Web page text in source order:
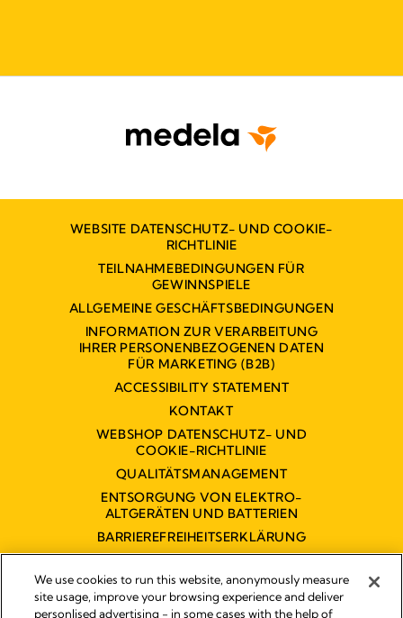
WEBSITE DATENSCHUTZ- UND COOKIE-
RICHTLINIE
TEILNAHMEBEDINGUNGEN FÜR
GEWINNSPIELE
ALLGEMEINE GESCHÄFTSBEDINGUNGEN
INFORMATION ZUR VERARBEITUNG
IHRER PERSONENBEZOGENEN DATEN
FÜR MARKETING (B2B)
ACCESSIBILITY STATEMENT
KONTAKT
WEBSHOP DATENSCHUTZ- UND
COOKIE-RICHTLINIE
QUALITÄTSMANAGEMENT
ENTSORGUNG VON ELEKTRO-
ALTGERÄTEN UND BATTERIEN
BARRIEREFREIHEITSERKLÄRUNG
We use cookies to run this website, anonymously measure
site usage, improve your browsing experience and deliver
personlised advertising - in some cases with the help of